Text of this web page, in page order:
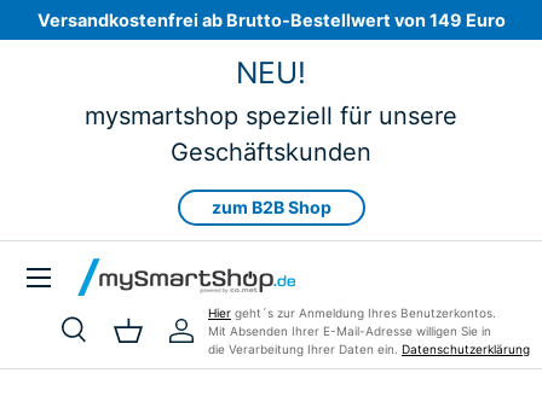
Direkt zum Inhalt
Versandkostenfrei ab Brutto-Bestellwert von 149 Euro
NEU!
mysmartshop speziell für unsere
Geschäftskunden
zum B2B Shop
Suchen
Art
SucheEinkaufskorb
Einloggen
Hier geht´s zur Anmeldung Ihres Benutzerkontos.
Mit Absenden Ihrer E-Mail-Adresse willigen Sie in
die Verarbeitung Ihrer Daten ein. Datenschutzerklärung
Menü